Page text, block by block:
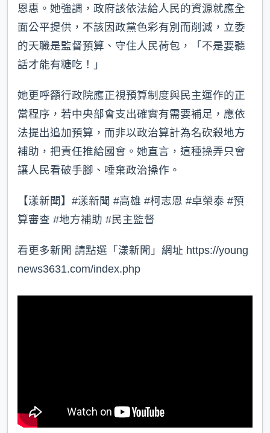
恩惠。她強調，政府該依法給人民的資源就應全
面公平提供，不該因政黨色彩有別而削減，立委
的天職是監督預算、守住人民荷包，「不是要聽
話才能有糖吃！」
她更呼籲行政院應正視預算制度與民主運作的正
當程序，若中央部會支出確實有需要補足，應依
法提出追加預算，而非以政治算計為名砍殺地方
補助，把責任推給國會。她直言，這種操弄只會
讓人民看破手腳、唾棄政治操作。
【漾新聞】#漾新聞 #高雄 #柯志恩 #卓榮泰 #預
算審查 #地方補助 #民主監督
看更多新聞 請點選「漾新聞」網址 https://young
news3631.com/index.php